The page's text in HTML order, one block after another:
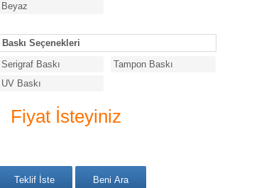
Beyaz
Baskı Seçenekleri
Serigraf Baskı
Tampon Baskı
UV Baskı
Fiyat İsteyiniz